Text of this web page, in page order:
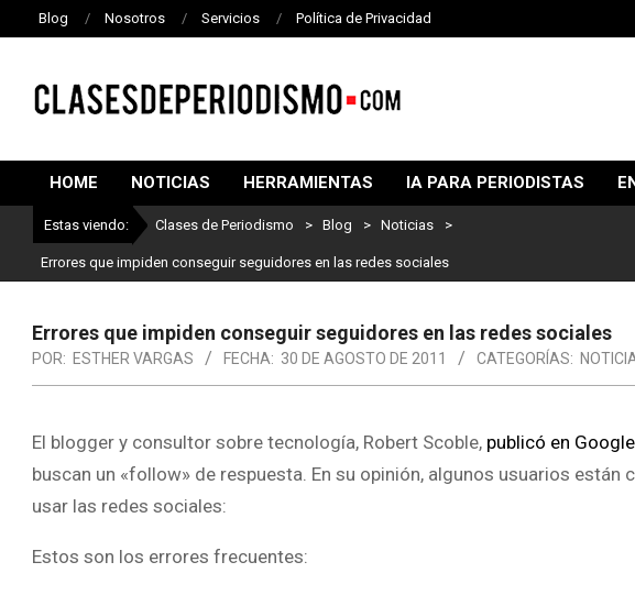
Blog Nosotros Servicios Política de Privacidad
DE
PERIODISMO
HOME NOTICIAS HERRAMIENTAS IA PARA PERIODISTAS
Estas viendo: Clases de Periodismo > Blog > Noticias >
Errores que impiden conseguir seguidores en las redes sociales
Lo mejor del
Errores que impiden conseguir seguidores en las redes sociales
POR: ESTHER VARGAS FECHA: 30 DE AGOSTO DE 2011 CATEGORÍAS:
El blogger y consultor sobre tecnología, Robert Scoble, publicó en
buscan un «follow» de respuesta. En su opinión, algunos usuarios
usar las redes sociales:
Estos son los errores frecuentes: